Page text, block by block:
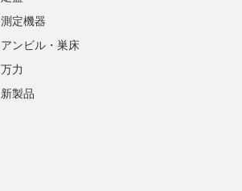
測定機器
アンビル・巣床
万力
新製品